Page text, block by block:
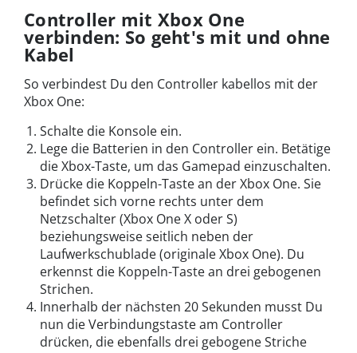
Controller mit Xbox One
verbinden: So geht's mit und ohne
Kabel
So verbindest Du den Controller kabellos mit der
Xbox One:
Schalte die Konsole ein.
Lege die Batterien in den Controller ein. Betätige
die Xbox-Taste, um das Gamepad einzuschalten.
Drücke die Koppeln-Taste an der Xbox One. Sie
befindet sich vorne rechts unter dem
Netzschalter (Xbox One X oder S)
beziehungsweise seitlich neben der
Laufwerkschublade (originale Xbox One). Du
erkennst die Koppeln-Taste an drei gebogenen
Strichen.
Innerhalb der nächsten 20 Sekunden musst Du
nun die Verbindungstaste am Controller
drücken, die ebenfalls drei gebogene Striche